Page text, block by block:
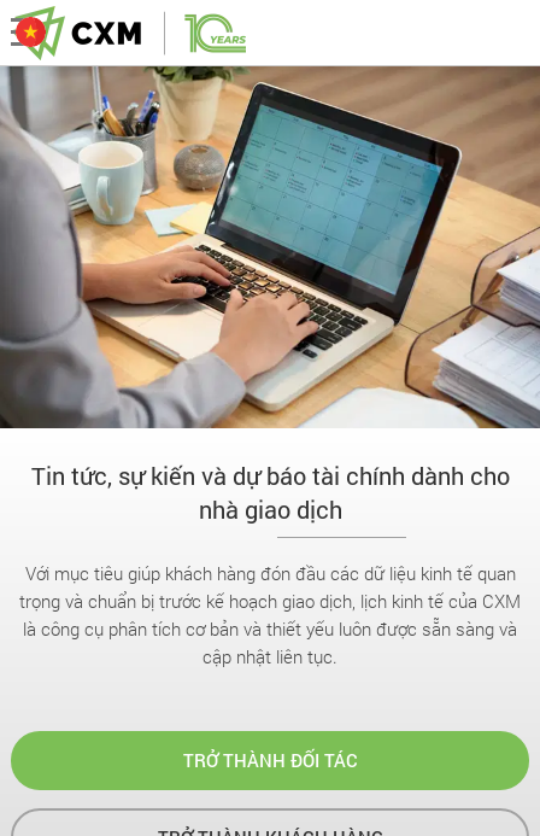
Tin tức, sự kiến và dự báo tài chính dành cho
nhà giao dịch
Với mục tiêu giúp khách hàng đón đầu các dữ liệu kinh tế quan
trọng và chuẩn bị trước kế hoạch giao dịch, lịch kinh tế của CXM
là công cụ phân tích cơ bản và thiết yếu luôn được sẵn sàng và
cập nhật liên tục.
TRỞ THÀNH ĐỐI TÁC